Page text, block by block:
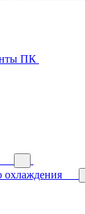
ПК
охлаждения